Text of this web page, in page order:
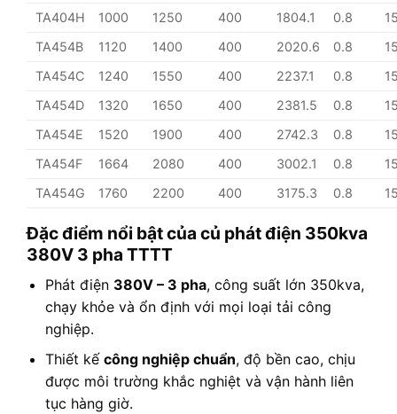
TA404H 1000 1250 400 1804.1 0.8
TA454B
1120 1400 400 2020.6 0.8
TA454C
1240 1550 400 2237.1 0.8
TA454D
1320 1650 400 2381.5 0.8
TA454E
1520 1900 400 2742.3 0.8
TA454F
1664 2080 400 3002.1 0.8
TA454G
1760 2200 400 3175.3 0.8
Đặc điểm nổi bật của củ phát điện 350kva
380V 3 pha TTTT
Phát điện 380V – 3 pha, công suất lớn 350kva,
chạy khỏe và ổn định với mọi loại tải công
nghiệp.
Thiết kế công nghiệp chuẩn, độ bền cao, chịu
được môi trường khắc nghiệt và vận hành liên
tục hàng giờ.